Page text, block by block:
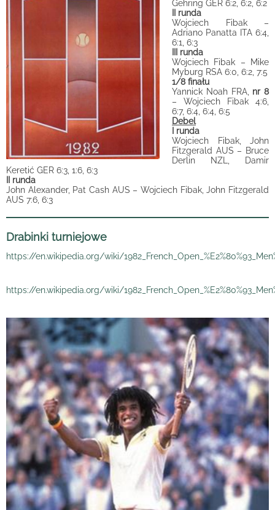
Gehring GER 6:2, 6:2, 6:2
II runda
Wojciech Fibak –
Adriano Panatta ITA 6:4,
6:1, 6:3
III runda
Wojciech Fibak – Mike
Myburg RSA 6:0, 6:2, 7:5
1/8 finału
Yannick Noah FRA, nr 8
– Wojciech Fibak 4:6,
6:7, 6:4, 6:4, 6:5
Debel
I runda
Wojciech Fibak, John
Fitzgerald AUS – Bruce
Derlin NZL, Damir
Keretić GER 6:3, 1:6, 6:3
II runda
John Alexander, Pat Cash AUS – Wojciech Fibak, John Fitzgerald
AUS 7:6, 6:3
Drabinki turniejowe
https://en.wikipedia.org/wiki/
https://en.wikipedia.org/wiki/